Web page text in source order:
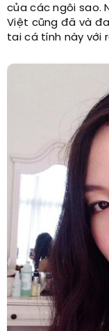
của các ngôi sao.
Việt cũng đã và
tai cá tính này với